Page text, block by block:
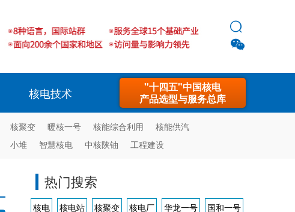


核电技术
"十四五"中国核电
产品选型与服务总库
核聚变 暖核一号 核能综合利用
核能供汽
小堆 智慧核电 中核陕铀 工程建设
热门搜索
核电 核电站 核聚变 核电厂 华龙一号
国和一号